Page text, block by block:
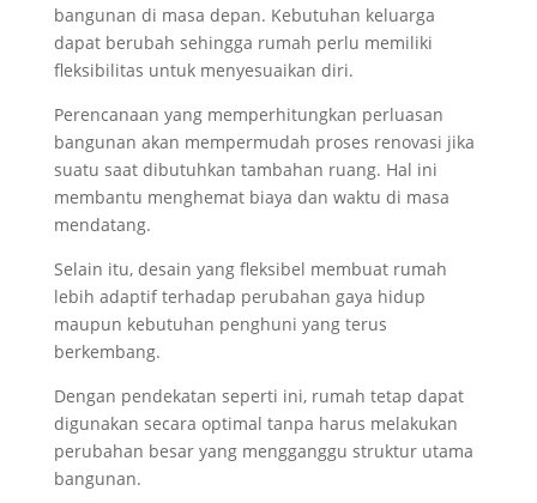
bangunan di masa depan. Kebutuhan keluarga
dapat berubah sehingga rumah perlu memiliki
fleksibilitas untuk menyesuaikan diri.
Perencanaan yang memperhitungkan perluasan
bangunan akan mempermudah proses renovasi jika
suatu saat dibutuhkan tambahan ruang. Hal ini
membantu menghemat biaya dan waktu di masa
mendatang.
Selain itu, desain yang fleksibel membuat rumah
lebih adaptif terhadap perubahan gaya hidup
maupun kebutuhan penghuni yang terus
berkembang.
Dengan pendekatan seperti ini, rumah tetap dapat
digunakan secara optimal tanpa harus melakukan
perubahan besar yang mengganggu struktur utama
bangunan.